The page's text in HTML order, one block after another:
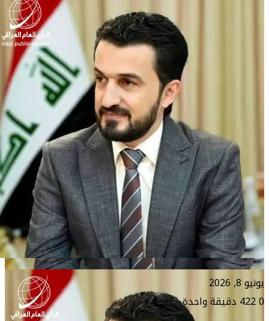
يونيو 8, 2026
0
422 دقيقة واحدة